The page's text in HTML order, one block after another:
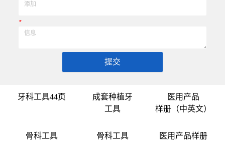
*
提交
牙科工具44页
成套种植牙
工具
医用产品
样册（中英文）
骨科工具
骨科工具
医用产品样册